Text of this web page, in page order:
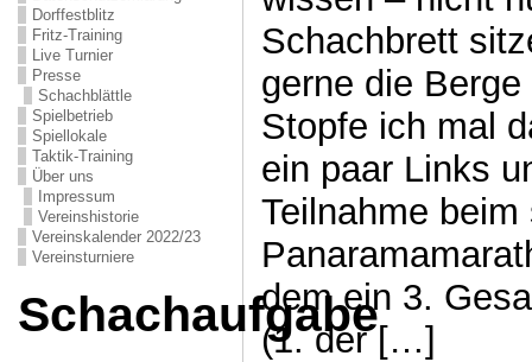
Dorffestblitz
Fritz-Training
Live Turnier
Presse
Schachblättle
Spielbetrieb
Spiellokale
Taktik-Training
Über uns
Impressum
Vereinshistorie
Vereinskalender 2022/23
Vereinsturniere
Schachaufgabe
Schachbrett
gerne die
Stopfe ich mal
ein paar Links
Teilnahme
dem ein 3.
(1. der […]